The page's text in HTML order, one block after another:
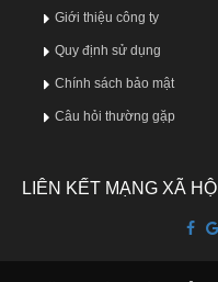
Giới thiệu công ty
Quy định sử dụng
Chính sách bảo mật
Câu hỏi thường gặp
LIÊN KẾT MẠNG XÃ HỘI